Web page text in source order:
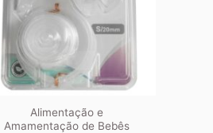
Alimentação e
Amamentação de Bebês